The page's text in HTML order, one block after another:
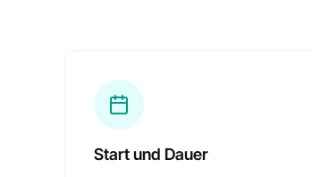
Start und Dauer